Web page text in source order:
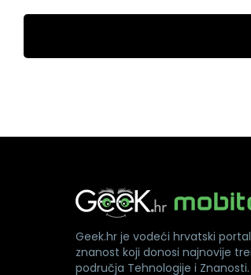
Geek.hr je vodeći hrvatski
znanost koji donosi najnovije
područja Tehnologije i Znanosti.